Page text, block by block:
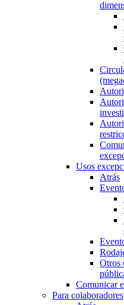
Usos
Atrás
Otros
Comunicar
Para